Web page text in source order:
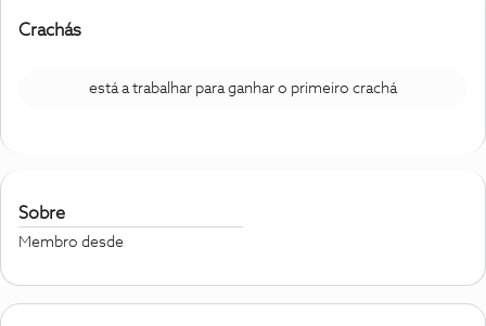
Crachás
está a trabalhar para ganhar o primeiro crachá
Sobre
Membro desde